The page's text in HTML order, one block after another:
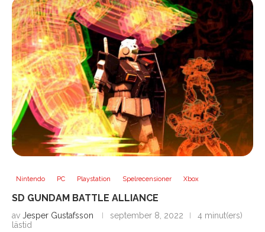
Nintendo PC Playstation Spelrecensioner Xbox
SD GUNDAM BATTLE ALLIANCE
av Jesper Gustafsson september 8, 2022
4 minut(ers)
lästid